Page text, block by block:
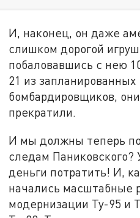
И, наконец, он даже
слишком дорогой
побаловавшись с нею
21 из запланированных
бомбардировщиков,
прекратили.
И мы должны теперь
следам Паниковского?
деньги потратить! И,
начались масштабные
модернизации Ту-95 и